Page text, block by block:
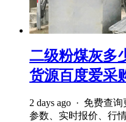
二级粉煤灰多
货源百度爱采
2 days ago · 免费查
参数、实时报价、行